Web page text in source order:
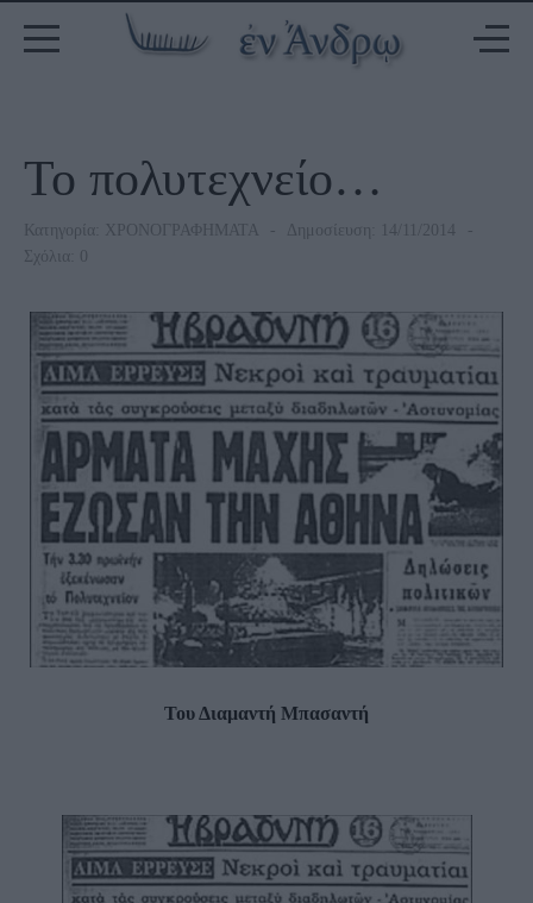
Το πολυτεχνείο…
Κατηγορία: ΧΡΟΝΟΓΡΑΦΗΜΑΤΑ
Δημοσίευση: 14/11/2014
Σχόλια: 0
Του Διαμαντή Μπασαντή